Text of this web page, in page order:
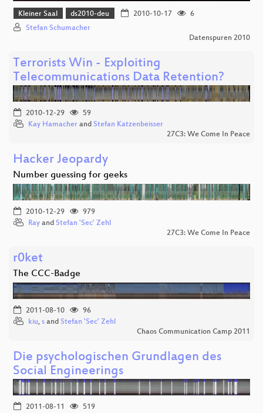
Kleiner Saal ds2010-deu 2010-10-17
6
Stefan Schumacher
Datenspuren 2010
Terrorists Win - Exploiting
Telecommunications Data Retention?
2010-12-29
59
Kay Hamacher and Stefan Katzenbeisser
27C3: We Come In Peace
Hacker Jeopardy
Number guessing for geeks
2010-12-29
979
Ray and Stefan 'Sec' Zehl
27C3: We Come In Peace
r0ket
The CCC-Badge
2011-08-10
96
kiu, s and Stefan 'Sec' Zehl
Chaos Communication Camp 2011
Die psychologischen Grundlagen des
Social Engineerings
2011-08-11 519